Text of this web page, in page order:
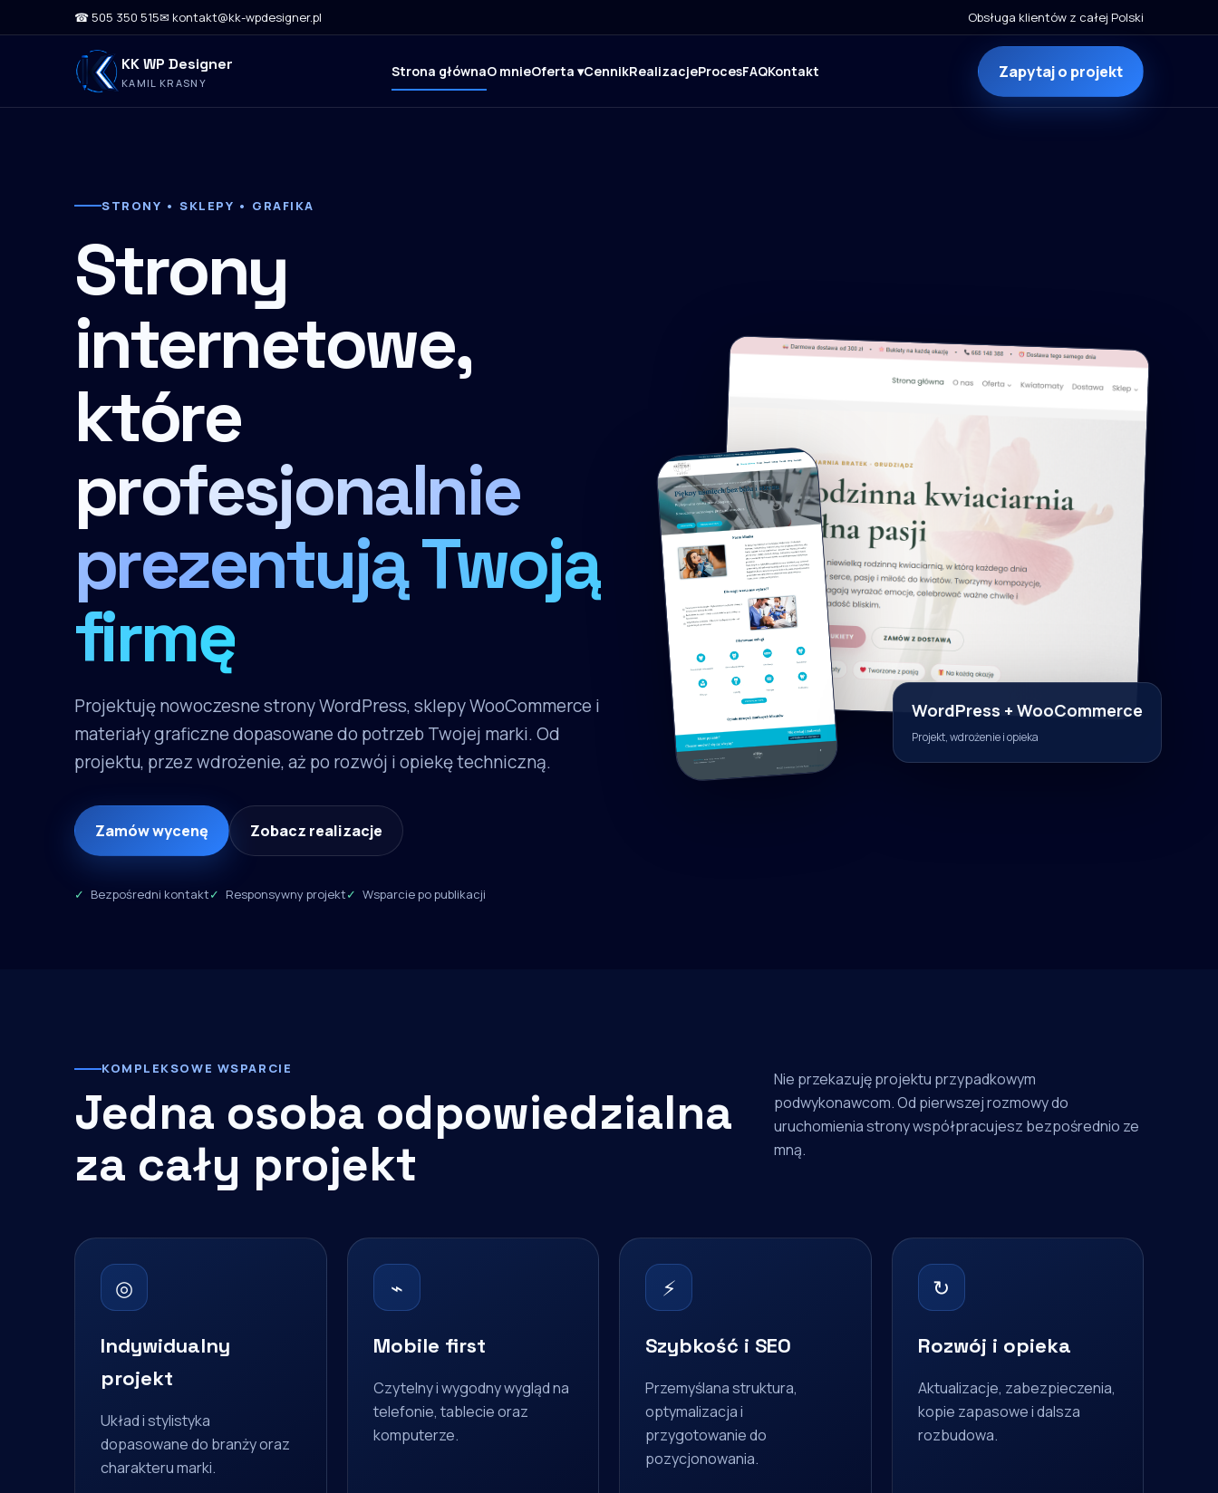
☎ 505 350 515✉ kontakt@kk-wpdesigner.pl Obsługa klientów z całej Polski
KK WP Designer
KAMIL KRASNY
Strona głównaO mnieOferta ▾CennikRealizacjeProcesFAQKontakt Zapytaj o projekt
STRONY • SKLEPY • GRAFIKA
Strony
internetowe,
które
profesjonalnie
prezentują Twoją
firmę
Projektuję nowoczesne strony WordPress, sklepy WooCommerce i
materiały graficzne dopasowane do potrzeb Twojej marki. Od
projektu, przez wdrożenie, aż po rozwój i opiekę techniczną.
Zamów wycenę Zobacz realizacje
Bezpośredni kontakt Responsywny projekt Wsparcie po publikacji
WordPress + WooCommerce
Projekt, wdrożenie i opieka
KOMPLEKSOWE WSPARCIE
Jedna osoba odpowiedzialna
za cały projekt
Nie przekazuję projektu przypadkowym
podwykonawcom. Od pierwszej rozmowy do
uruchomienia strony współpracujesz bezpośrednio ze
mną.
◎
Indywidualny
projekt
Układ i stylistyka
dopasowane do branży oraz
charakteru marki.
⌁
Mobile first
Czytelny i wygodny wygląd na
telefonie, tablecie oraz
komputerze.
⚡
Szybkość i SEO
Przemyślana struktura,
optymalizacja i
przygotowanie do
pozycjonowania.
↻
Rozwój i opieka
Aktualizacje, zabezpieczenia,
kopie zapasowe i dalsza
rozbudowa.